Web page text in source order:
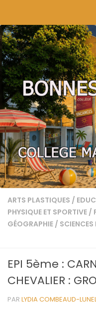
ARTS PLASTIQUES /
PHYSIQUE ET SPORTIVE /
GÉOGRAPHIE / SCIENCES
EPI 5ème :
CHEVALIER :
PAR LYDIA COMBEAUD-